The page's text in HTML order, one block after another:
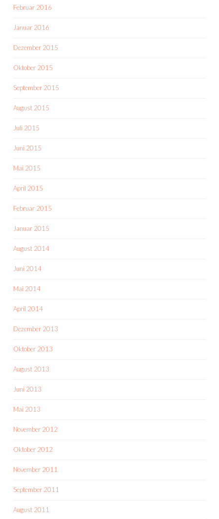
Februar 2016
Januar 2016
Dezember 2015
Oktober 2015
September 2015
August 2015
Juli 2015
Juni 2015
Mai 2015
April 2015
Februar 2015
Januar 2015
August 2014
Juni 2014
Mai 2014
April 2014
Dezember 2013
Oktober 2013
August 2013
Juni 2013
Mai 2013
November 2012
Oktober 2012
November 2011
September 2011
August 2011